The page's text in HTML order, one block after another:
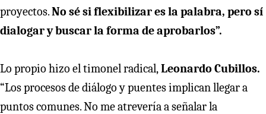
proyectos.No sé si flexibilizar es la palabra, pero sí
dialogar y buscar la forma de aprobarlos”.
Lo propio hizo el timonel radical,Leonardo Cubillos.
“Los procesos de diálogo y puentes implican llegar a
puntos comunes. No me atrevería a señalar la